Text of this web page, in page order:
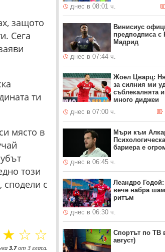
защото
Сега
ти
място в
този
сподели с
☆
☆
☆
3.7от 3гласа.
днес в 08:01 ч.
Винисиус
предподписа с
Мадрид
днес в 07:44 ч.
Жоел Цварц:
за силния ми
съблекалнята
много диджеи
днес в 07:00 ч.
Мъри към
бариера е
днес в 06:45 ч.
Леандро
вече набра
ритъм
днес в 06:30 ч.
Спортът по ТВ
август)